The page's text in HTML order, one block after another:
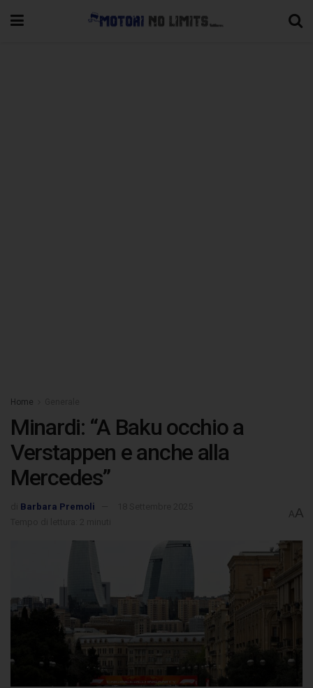
Home
Minardi: “A Baku occhio a
Verstappen e anche alla
Mercedes”
Barbara Premoli
AA